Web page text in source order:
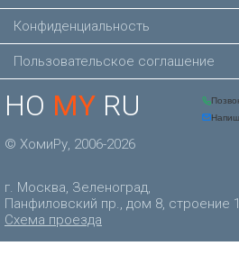
HO MY RU
© ХомиРу, 2006-2026
г. Москва, Зеленоград,
Панфиловский пр., дом 8, строение 1
Схема проезда
Конфиденциальность
Пользовательское соглашение